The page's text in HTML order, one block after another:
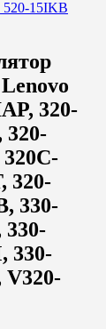
320-
320-
320-
330-
330-
330-
V320-